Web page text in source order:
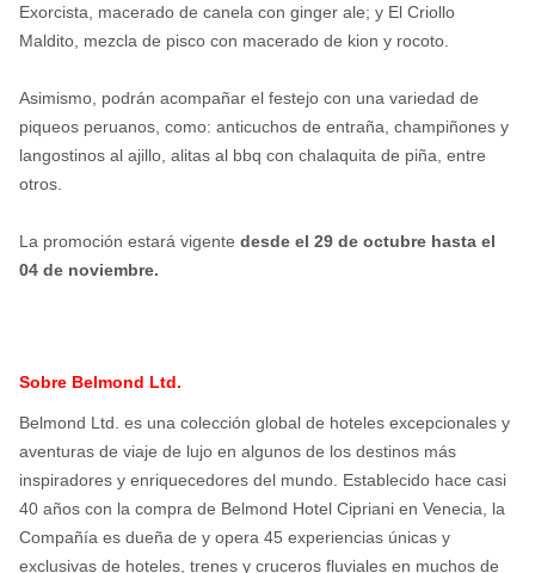
Exorcista, macerado de canela con ginger ale; y El Criollo
Maldito, mezcla de pisco con macerado de kion y rocoto.
Asimismo, podrán acompañar el festejo con una variedad de
piqueos peruanos, como: anticuchos de entraña, champiñones y
langostinos al ajillo, alitas al bbq con chalaquita de piña, entre
otros.
La promoción estará vigente desde el 29 de octubre hasta el
04 de noviembre.
Sobre Belmond Ltd.
Belmond Ltd. es una colección global de hoteles excepcionales y
aventuras de viaje de lujo en algunos de los destinos más
inspiradores y enriquecedores del mundo. Establecido hace casi
40 años con la compra de Belmond Hotel Cipriani en Venecia, la
Compañía es dueña de y opera 45 experiencias únicas y
exclusivas de hoteles, trenes y cruceros fluviales en muchos de